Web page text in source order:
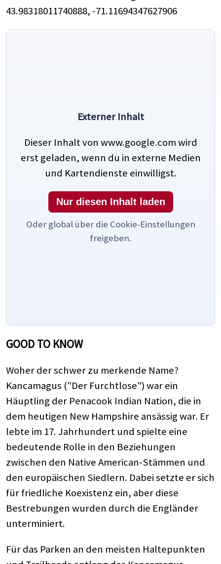
43.98318011740888, -71.11694347627906
Externer Inhalt
Dieser Inhalt von www.google.com wird
erst geladen, wenn du in externe Medien
und Kartendienste einwilligst.
Nur diesen Inhalt laden
Oder global über die Cookie-Einstellungen
freigeben.
GOOD TO KNOW
Woher der schwer zu merkende Name?
Kancamagus ("Der Furchtlose") war ein
Häuptling der Penacook Indian Nation, die in
dem heutigen New Hampshire ansässig war. Er
lebte im 17. Jahrhundert und spielte eine
bedeutende Rolle in den Beziehungen
zwischen den Native American-Stämmen und
den europäischen Siedlern. Dabei setzte er sich
für friedliche Koexistenz ein, aber diese
Bestrebungen wurden durch die Engländer
unterminiert.
Für das Parken an den meisten Haltepunkten